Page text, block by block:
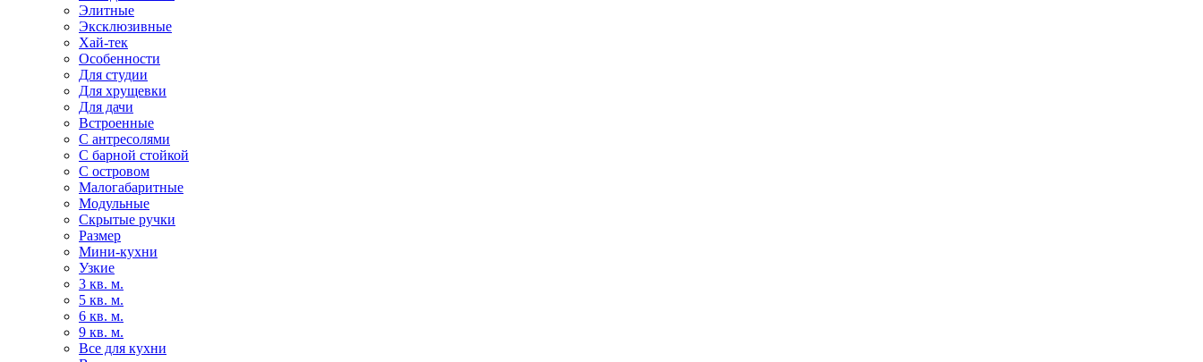
Элитные
Эксклюзивные
Хай-тек
Особенности
Для студии
Для хрущевки
Для дачи
Встроенные
С антресолями
С барной стойкой
С островом
Малогабаритные
Модульные
Скрытые ручки
Размер
Мини-кухни
Узкие
3 кв. м.
5 кв. м.
6 кв. м.
9 кв. м.
Все для кухни